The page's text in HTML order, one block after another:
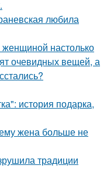
любила
настолько
очевидных вещей, а
история подарка,
жена больше не
традиции